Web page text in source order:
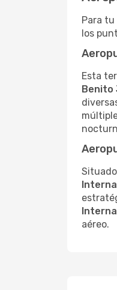
Para
los
Esta
Benito
aéreo.